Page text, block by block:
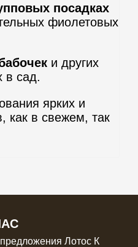
посадках
фиолетовых
и других
в сад.
ярких и
как в свежем, так
Лотос К